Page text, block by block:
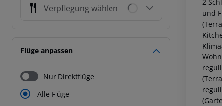
Verpflegung wählen
Flüge anpassen
Nur Direktflüge
Alle Flüge
2
und